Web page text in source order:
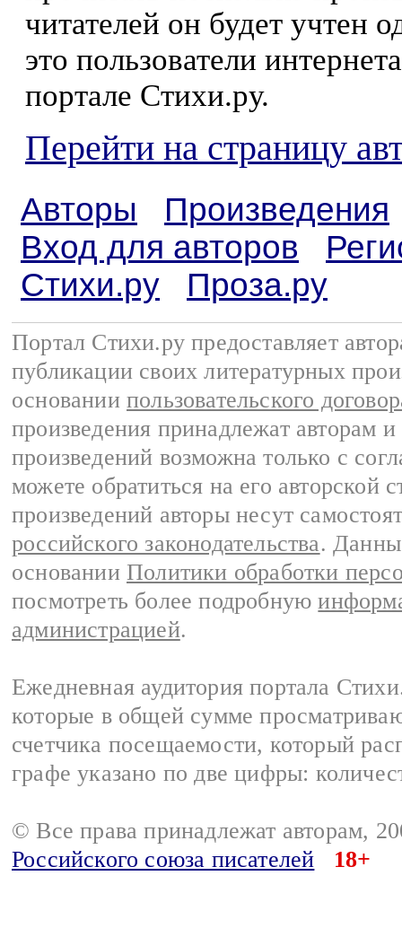
читателей он будет учтен
это пользователи
портале Стихи.ру.
Перейти на страницу
Авторы
Произведения
Вход для авторов
Стихи.ру
Проза.ру
Портал Стихи.ру предоставляет
публикации своих литературных
основании пользовательского
произведения принадлежат авторам
произведений возможна только с
можете обратиться на его авторской
произведений авторы несут
российского законодательства.
основании Политики обработки
посмотреть более подробную
администрацией.
Ежедневная аудитория портала
которые в общей сумме
счетчика посещаемости, который
графе указано по две цифры:
© Все права принадлежат авторам,
Российского союза писателей
18+